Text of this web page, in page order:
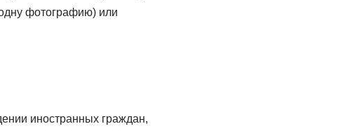
фотографию) или
иностранных граждан,